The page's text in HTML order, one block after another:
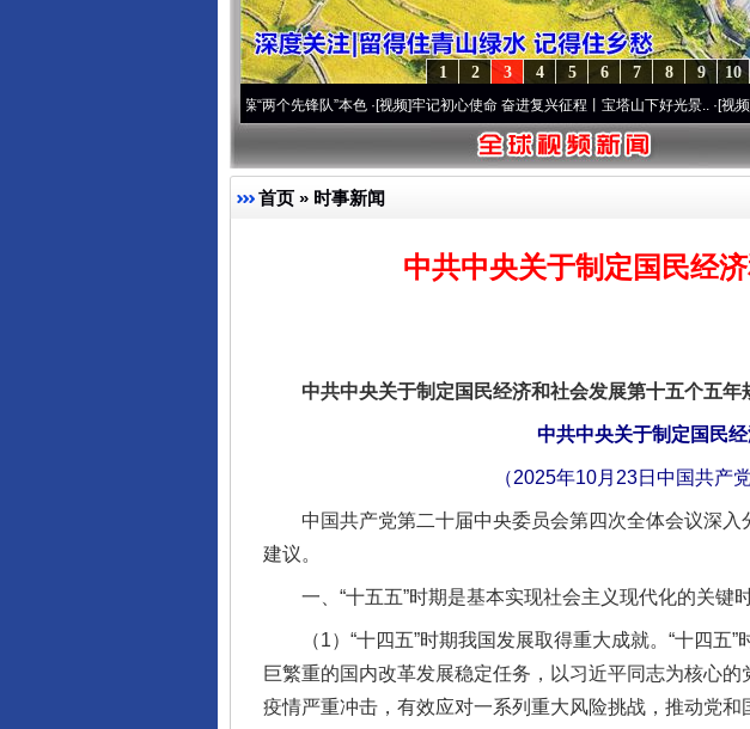
10
9
8
7
6
5
4
3
2
1
永葆“两个先锋队”本色·[视频]牢记初心使命 奋进复兴征程丨宝塔山下好光景..·[视频]因党而
首页 » 时事新闻
中共中央关于制定国民经
中共中央关于制定国民经济和社会发展第十五个五年
中共中央关于制定国民
（2025年10月23日中国共产
中国共产党第二十届中央委员会第四次全体会议深入
建议。
一、“十五五”时期是基本实现社会主义现代化的关键
（1）“十四五”时期我国发展取得重大成就。“十四五”
巨繁重的国内改革发展稳定任务，以习近平同志为核心
疫情严重冲击，有效应对一系列重大风险挑战，推动党